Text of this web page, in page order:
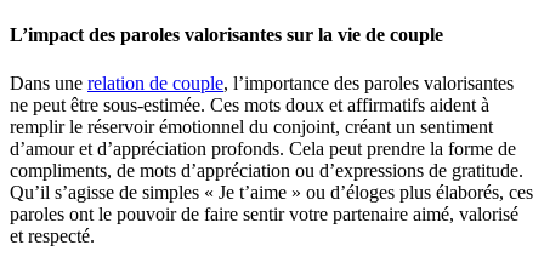
L’impact des paroles valorisantes sur la vie de couple
Dans une relation de couple, l’importance des paroles valorisantes
ne peut être sous-estimée. Ces mots doux et affirmatifs aident à
remplir le réservoir émotionnel du conjoint, créant un sentiment
d’amour et d’appréciation profonds. Cela peut prendre la forme de
compliments, de mots d’appréciation ou d’expressions de gratitude.
Qu’il s’agisse de simples « Je t’aime » ou d’éloges plus élaborés, ces
paroles ont le pouvoir de faire sentir votre partenaire aimé, valorisé
et respecté.